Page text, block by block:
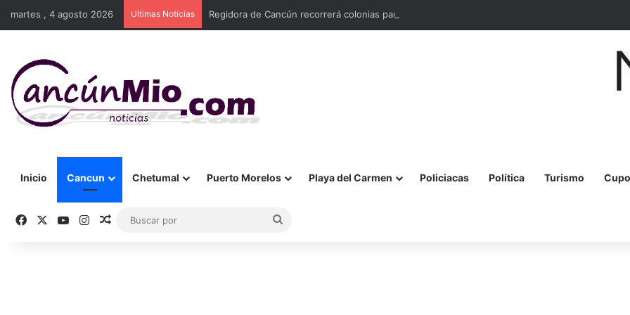
martes , 4 agosto 2026 Ultimas Noticias Regidora de Cancún recorrerá colonias para conocer necesidades en materia de seguridad
Inicio Cancun Chetumal Puerto Morelos Playa del Carmen Policiacas Política Turismo
FacebookYouTubeInstagram
Publicación al azar